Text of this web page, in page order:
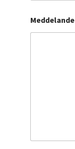
Meddelande